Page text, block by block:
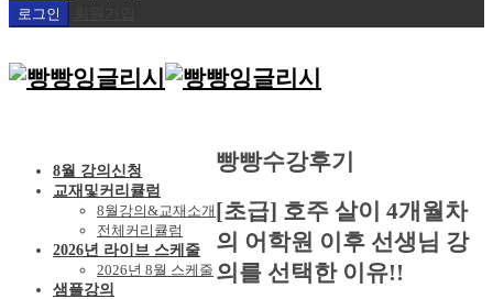
8월 강의신청
교재및커리큘럼
8월강의&교재소개
전체커리큘럼
2026년 라이브 스케줄
2026년 8월 스케줄
샘플강의
빵빵수강후기
[초급] 호주 살이 4개월차
의 어학원 이후 선생님 강
의를 선택한 이유!!